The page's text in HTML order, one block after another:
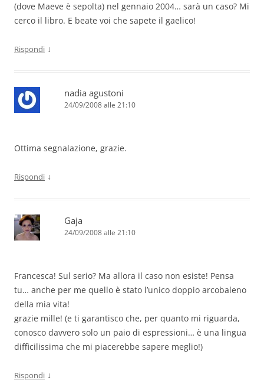
(dove Maeve è sepolta) nel gennaio 2004… sarà un caso? Mi
cerco il libro. E beate voi che sapete il gaelico!
Rispondi ↓
nadia agustoni
24/09/2008 alle 21:10
Ottima segnalazione, grazie.
Rispondi ↓
Gaja
24/09/2008 alle 21:10
Francesca! Sul serio? Ma allora il caso non esiste! Pensa
tu… anche per me quello è stato l’unico doppio arcobaleno
della mia vita!
grazie mille! (e ti garantisco che, per quanto mi riguarda,
conosco davvero solo un paio di espressioni… è una lingua
difficilissima che mi piacerebbe sapere meglio!)
Rispondi ↓